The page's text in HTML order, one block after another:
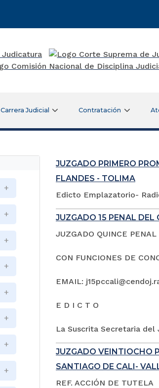
Carrera Judicial Contratación
JUZGADO PRIMERO
FLANDES - TOLIMA
Edicto Emplazatorio-
JUZGADO 15 PENAL
JUZGADO QUINCE
CON FUNCIONES DE
EMAIL:
E D I C T O
La Suscrita Secretaria del
JUZGADO VEINTIOCHO
SANTIAGO DE CALI-
REF. ACCIÓN DE TUTELA